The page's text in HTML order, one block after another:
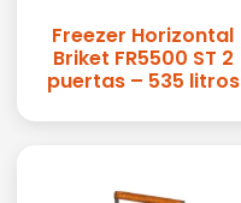
Freezer Horizontal
Briket FR5500 ST 2
puertas – 535 litros